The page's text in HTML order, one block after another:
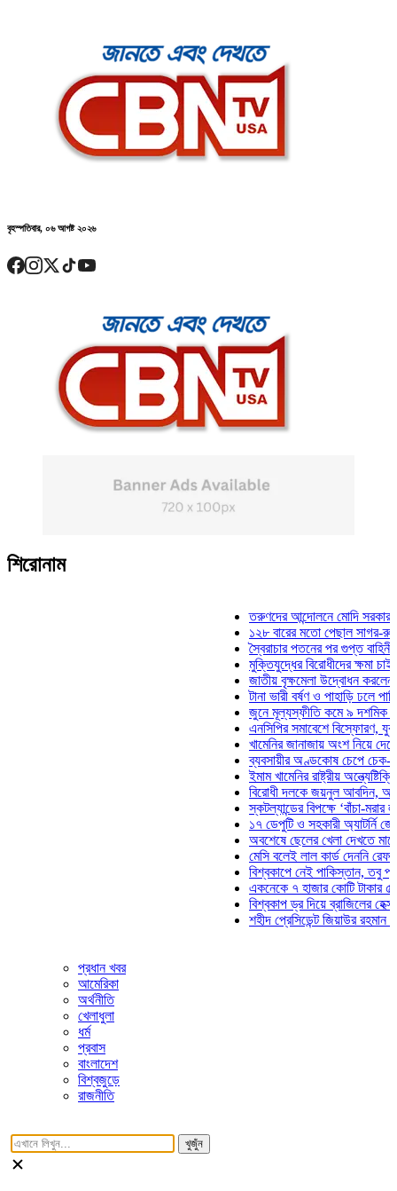
বৃহস্পতিবার, ০৬ আগষ্ট ২০২৬
শিরোনাম
তরুণদের আন্দোলনে মোদি সরকার দুর্বল
১২৮ বারের মতো পেছাল সাগর-রুনি
স্বৈরাচার পতনের পর গুপ্ত বাহিনীর
মুক্তিযুদ্ধের বিরোধীদের ক্ষমা চাইতে
জাতীয় বৃক্ষমেলা উদ্বোধন করলেন
টানা ভারী বর্ষণ ও পাহাড়ি ঢলে পানিবন্দি
জুনে মূল্যস্ফীতি কমে ৯ দশমিক ১৬
এনসিপির সমাবেশে বিস্ফোরণ, যুবলীগের
খামেনির জানাজায় অংশ নিয়ে দেশে
ব্যবসায়ীর অণ্ডকোষ চেপে চেক-
ইমাম খামেনির রাষ্ট্রীয়
বিরোধী দলকে জয়নুল আবদিন, আপনারা
স্কটল্যান্ডের বিপক্ষে ‘বাঁচা-মরার
১৭ ডেপুটি ও সহকারী অ্যাটর্নি
অবশেষে ছেলের খেলা দেখতে মাঠে
মেসি বলেই লাল কার্ড দেননি রেফারি!
বিশ্বকাপে নেই পাকিস্তান, তবু প্রতিটি
একনেকে ৭ হাজার কোটি টাকার ৫
বিশ্বকাপ ড্র দিয়ে ব্রাজিলের হেক্সা
শহীদ প্রেসিডেন্ট জিয়াউর রহমান
প্রধান খবর
আমেরিকা
অর্থনীতি
খেলাধুলা
ধর্ম
প্রবাস
বাংলাদেশ
বিশ্বজুড়ে
রাজনীতি
খুজুঁন